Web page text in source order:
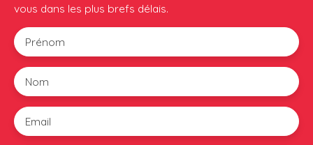
vous dans les plus brefs délais.
Prénom
Nom
Email